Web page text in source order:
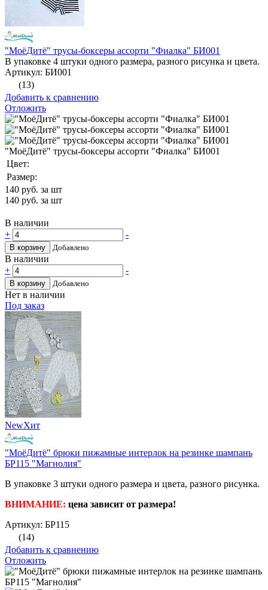
"МоёДитё" трусы-боксеры ассорти "Фиалка" БИ001
В упаковке 4 штуки одного размера, разного рисунка и цвета.
Артикул: БИ001
(13)
Добавить к сравнению
Отложить
"МоёДитё" трусы-боксеры ассорти "Фиалка" БИ001
Цвет:
Размер:
140 руб. за шт
140 руб. за шт
В наличии
+
-
В корзину Добавлено
В наличии
+
-
В корзину Добавлено
Нет в наличии
Под заказ
NewХит
"МоёДитё" брюки пижамные интерлок на резинке шампань
БР115 "Магнолия"
В упаковке 3 штуки одного размера и цвета, разного рисунка.
ВНИМАНИЕ: цена зависит от размера!
Артикул: БР115
(14)
Добавить к сравнению
Отложить